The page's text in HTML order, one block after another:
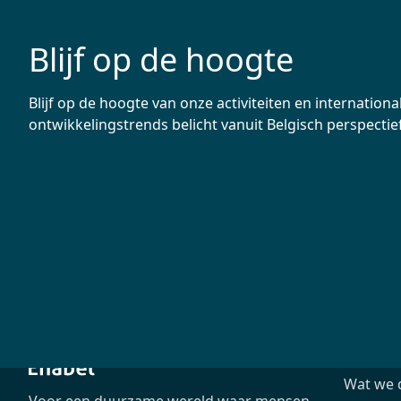
Blijf op de hoogte
Blijf op de hoogte van onze activiteiten en
ontwikkelingstrends belicht vanuit Belgisch
Wat we